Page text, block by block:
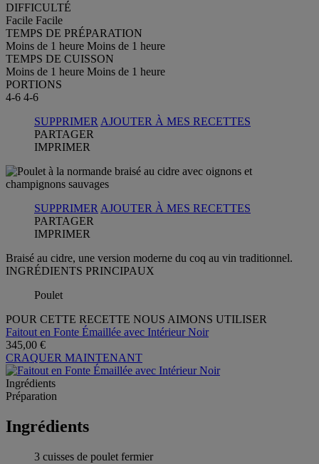
DIFFICULTÉ
Facile Facile
TEMPS DE PRÉPARATION
Moins de 1 heure Moins de 1 heure
TEMPS DE CUISSON
Moins de 1 heure Moins de 1 heure
PORTIONS
4-6 4-6
SUPPRIMER AJOUTER À MES RECETTES
PARTAGER
IMPRIMER
SUPPRIMER AJOUTER À MES RECETTES
PARTAGER
IMPRIMER
Braisé au cidre, une version moderne du coq au vin traditionnel.
INGRÉDIENTS PRINCIPAUX
Poulet
POUR CETTE RECETTE NOUS AIMONS UTILISER
Faitout en Fonte Émaillée avec Intérieur Noir
345,00 €
CRAQUER MAINTENANT
Ingrédients
Préparation
Ingrédients
3 cuisses de poulet fermier